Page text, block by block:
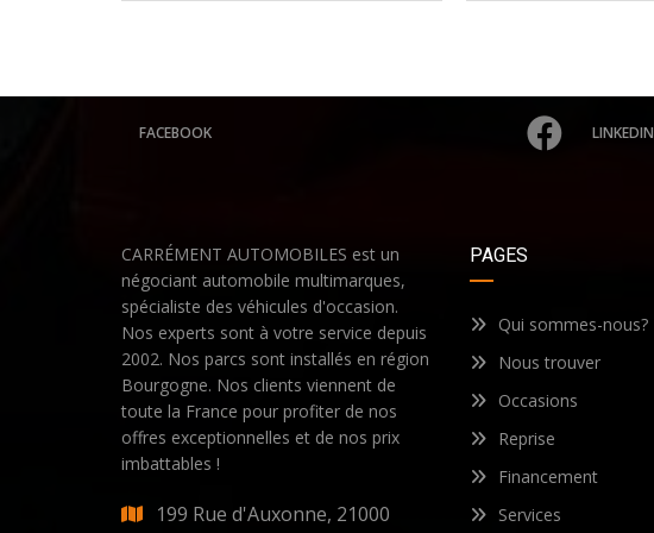
FACEBOOK LINKEDIN
CARRÉMENT AUTOMOBILES est un
négociant automobile multimarques,
spécialiste des véhicules d'occasion.
Nos experts sont à votre service depuis
2002. Nos parcs sont installés en région
Bourgogne. Nos clients viennent de
toute la France pour profiter de nos
offres exceptionnelles et de nos prix
imbattables !
199 Rue d'Auxonne, 21000
PAGES
Qui sommes-nous?
Nous trouver
Occasions
Reprise
Financement
Services